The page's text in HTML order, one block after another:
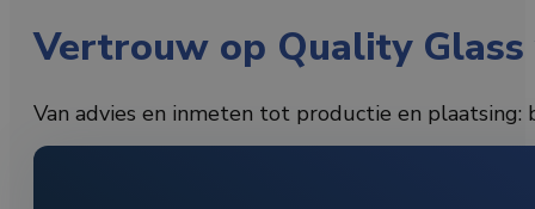
Vertrouw op Quality
Van advies en inmeten tot productie en